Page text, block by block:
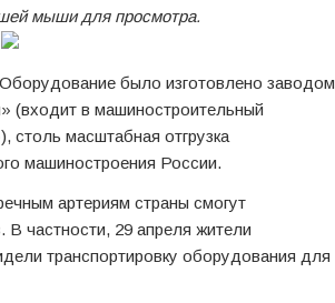
мыши для просмотра.
было изготовлено заводом
(входит в машиностроительный
столь масштабная отгрузка
машиностроения России.
артериям страны смогут
частности, 29 апреля жители
транспортировку оборудования для